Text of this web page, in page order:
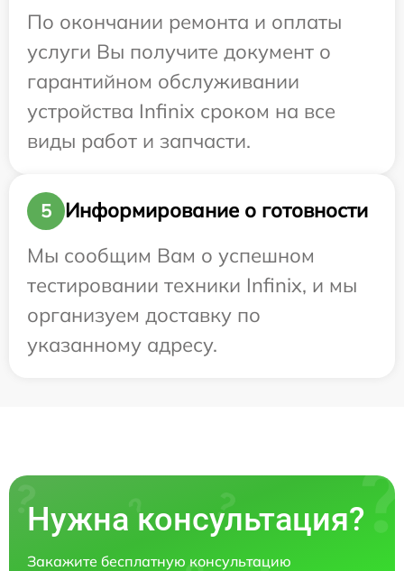
По окончании ремонта и оплаты
услуги Вы получите документ о
гарантийном обслуживании
устройства Infinix сроком на все
виды работ и запчасти.
5
Информирование о готовности
Мы сообщим Вам о успешном
тестировании техники Infinix, и мы
организуем доставку по
указанному адресу.
Нужна консультация?
Закажите бесплатную консультацию